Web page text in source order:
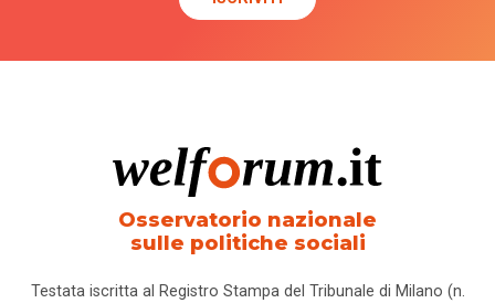
Osservatorio nazionale
sulle politiche sociali
Testata iscritta al Registro Stampa del Tribunale di Milano (n.